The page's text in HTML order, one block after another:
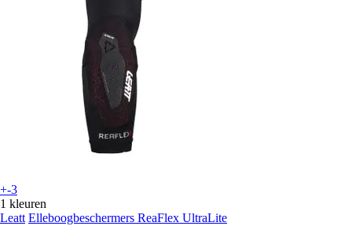
+-3
1 kleuren
Leatt Elleboogbeschermers ReaFlex UltraLite